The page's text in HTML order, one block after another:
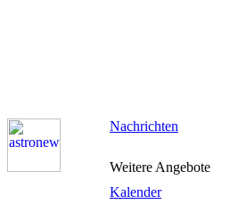
Nachrichten
Weitere Angebote
Kalender